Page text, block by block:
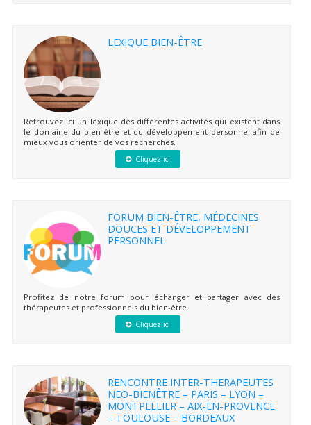
LEXIQUE BIEN-ÊTRE
Retrouvez ici un lexique des différentes activités qui existent dans
le domaine du bien-être et du développement personnel afin de
mieux vous orienter de vos recherches.
Cliquez ici
FORUM BIEN-ÊTRE, MÉDECINES
DOUCES ET DÉVELOPPEMENT
PERSONNEL
Profitez de notre forum pour échanger et partager avec des
thérapeutes et professionnels du bien-être.
Cliquez ici
RENCONTRE INTER-THERAPEUTES
NEO-BIENÊTRE – PARIS – LYON –
MONTPELLIER – AIX-EN-PROVENCE
– TOULOUSE – BORDEAUX